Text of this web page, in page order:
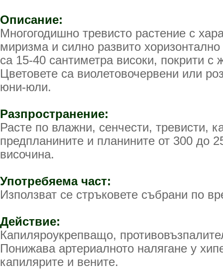
Описание:
Многогодишно тревисто растение с
миризма и силно развито
са 15-40 сантиметра високи, покрити с
Цветовете са виолетовочервени или
юни-юли.
Разпространение:
Расте по влажни, сенчести, тревисти,
предпланините и планините от 300 до
височина.
Употребяема част:
Използват се стръковете събрани по
Действие:
Капиляроукрепващо,
Понижава артериалното налягане у
капилярите и вените.